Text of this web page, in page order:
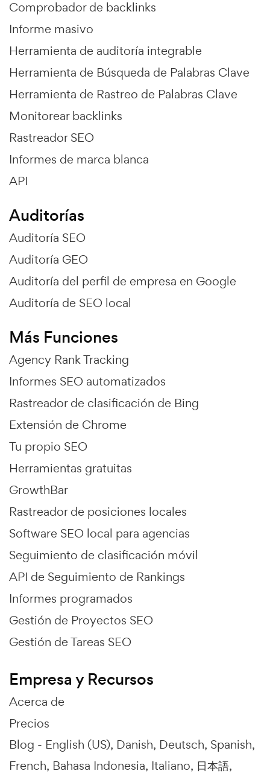
Comprobador de backlinks
Informe masivo
Herramienta de auditoría integrable
Herramienta de Búsqueda de Palabras Clave
Herramienta de Rastreo de Palabras Clave
Monitorear backlinks
Rastreador SEO
Informes de marca blanca
API
Auditorías
Auditoría SEO
Auditoría GEO
Auditoría del perfil de empresa en Google
Auditoría de SEO local
Más Funciones
Agency Rank Tracking
Informes SEO automatizados
Rastreador de clasificación de Bing
Extensión de Chrome
Tu propio SEO
Herramientas gratuitas
GrowthBar
Rastreador de posiciones locales
Software SEO local para agencias
Seguimiento de clasificación móvil
API de Seguimiento de Rankings
Informes programados
Gestión de Proyectos SEO
Gestión de Tareas SEO
Empresa y Recursos
Acerca de
Precios
Blog - English (US) Danish Deutsch Spanish
French Bahasa Indonesia Italiano 日本語